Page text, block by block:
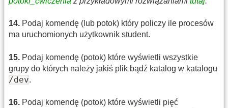
14. Podaj komendę (lub potok) który policzy ile procesów
ma uruchomionych użytkownik student.
15. Podaj komendę (potok) które wyświetli wszystkie
grupy do których należy jakiś plik bądź katalog w katalogu
/dev.
16. Podaj komendę (potok) które wyświetli pięć